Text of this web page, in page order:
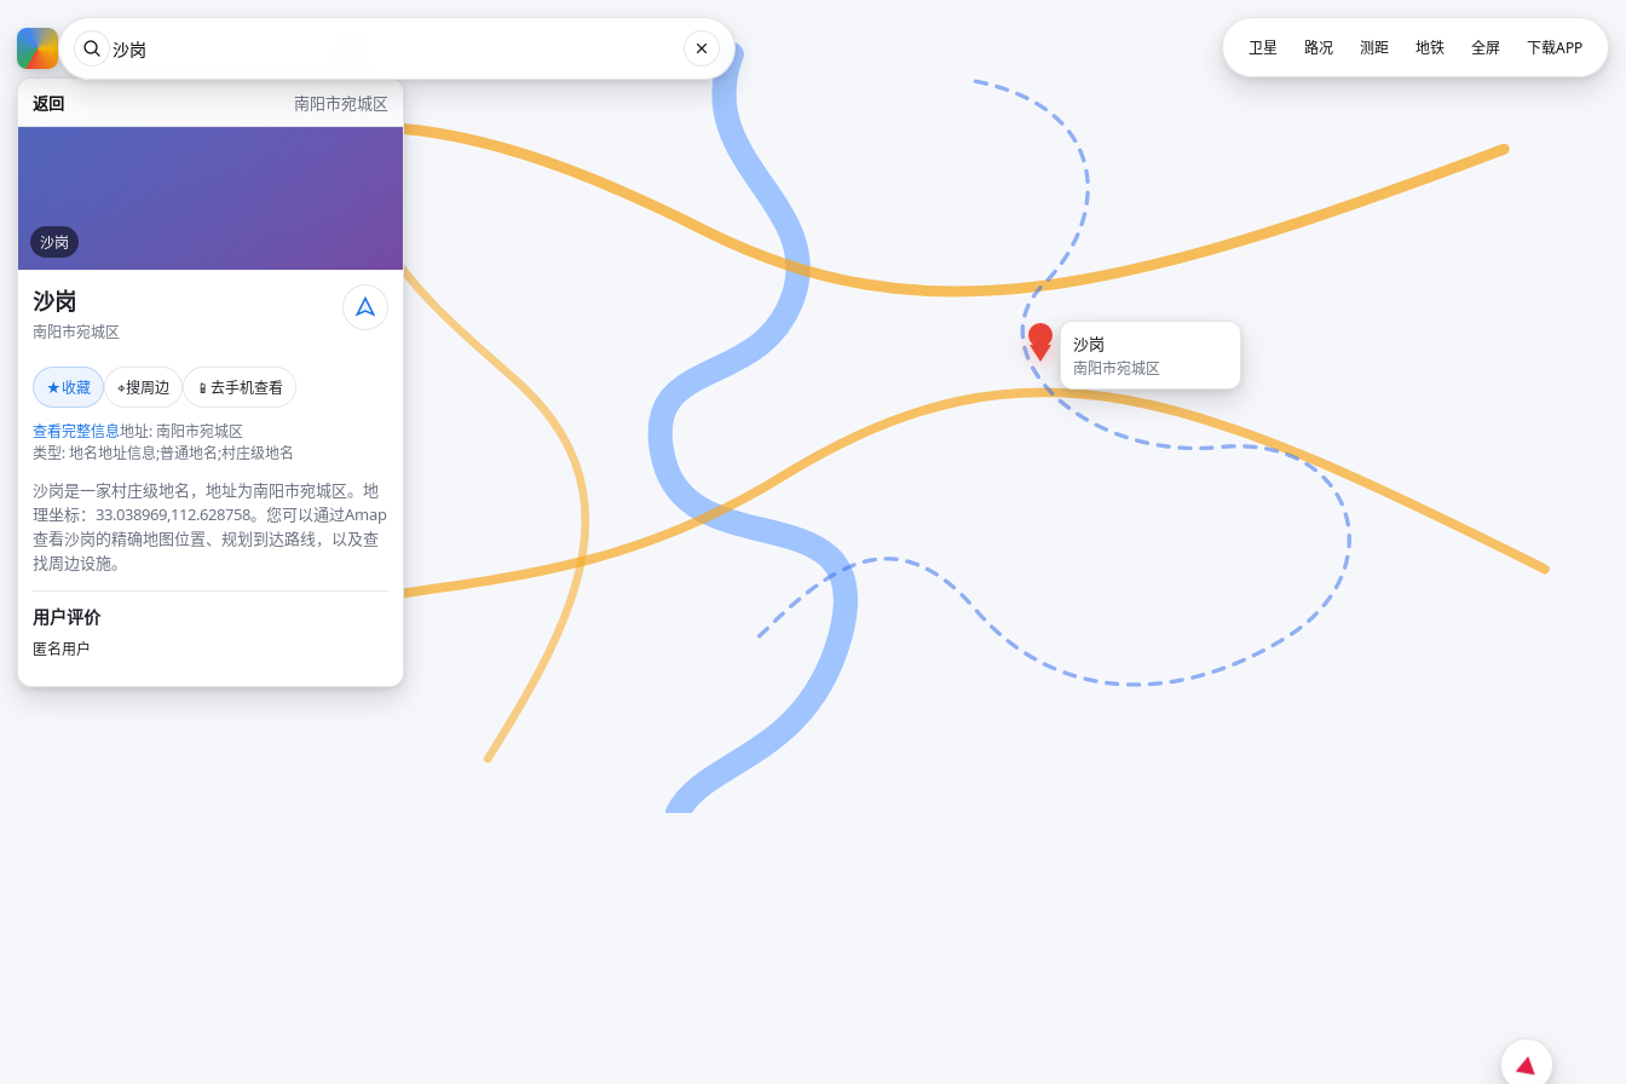
返回 南阳市宛城区
沙岗
沙岗
南阳市宛城区
★收藏 ⌖搜周边 📱 去手机查看
查看完整信息地址: 南阳市宛城区
类型: 地名地址信息;普通地名;村庄级地名
沙岗是一家村庄级地名，地址为南阳市宛城区。地
理坐标：33.038969,112.628758。您可以通过Amap
查看沙岗的精确地图位置、规划到达路线，以及查
找周边设施。
用户评价
匿名用户
沙岗
南阳市宛城区
卫星 路况 测距 地铁 全屏 下载APP